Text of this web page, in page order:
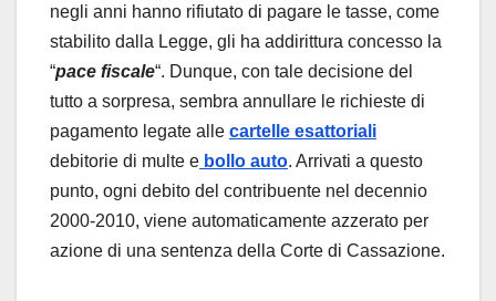
negli anni hanno rifiutato di pagare le tasse, come
stabilito dalla Legge, gli ha addirittura concesso la
“pace fiscale“. Dunque, con tale decisione del
tutto a sorpresa, sembra annullare le richieste di
pagamento legate alle cartelle esattoriali
debitorie di multe e bollo auto. Arrivati a questo
punto, ogni debito del contribuente nel decennio
2000-2010, viene automaticamente azzerato per
azione di una sentenza della Corte di Cassazione.